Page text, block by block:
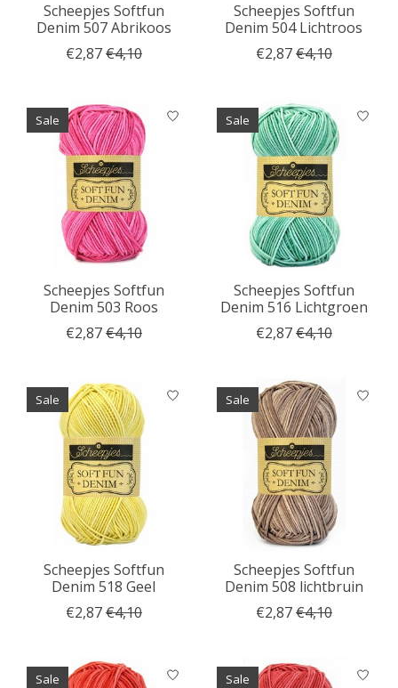
Scheepjes Softfun
Denim 507 Abrikoos
€2,87€4,10
Scheepjes Softfun
Denim 504 Lichtroos
€2,87€4,10
Sale
Scheepjes Softfun
Denim 503 Roos
€2,87€4,10
Sale
Scheepjes Softfun
Denim 516 Lichtgroen
€2,87€4,10
Sale
Scheepjes Softfun
Denim 518 Geel
€2,87€4,10
Sale
Scheepjes Softfun
Denim 508 lichtbruin
€2,87€4,10
Sale Sale